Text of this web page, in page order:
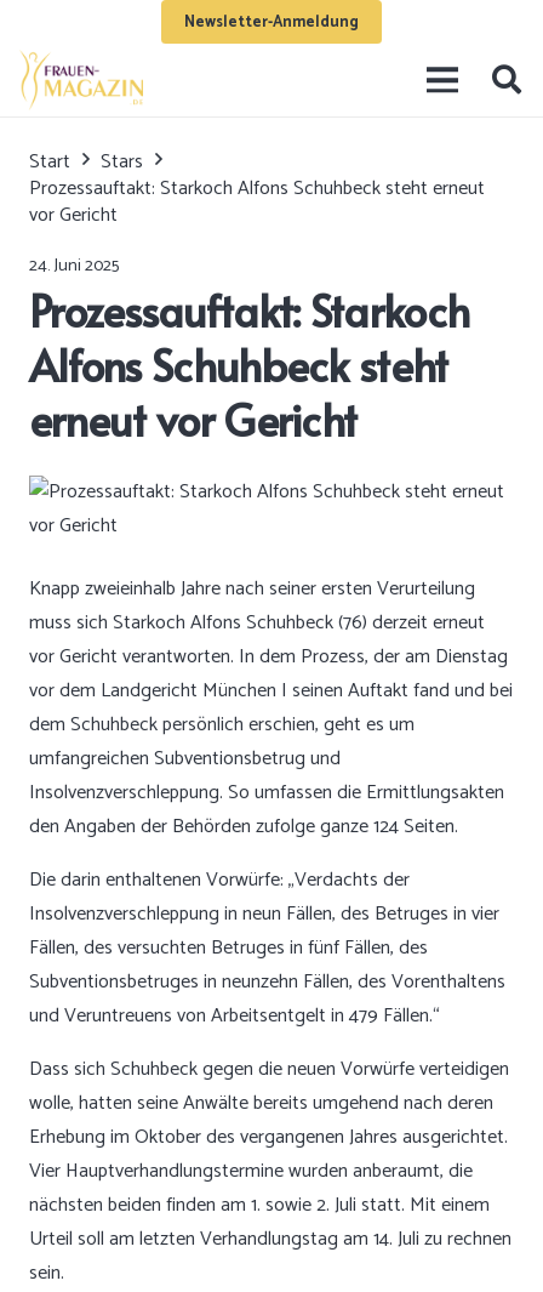
Newsletter-Anmeldung
Start
Stars
Prozessauftakt: Starkoch Alfons Schuhbeck steht erneut
vor Gericht
24. Juni 2025
Prozessauftakt: Starkoch
Alfons Schuhbeck steht
erneut vor Gericht
Knapp zweieinhalb Jahre nach seiner ersten Verurteilung
muss sich Starkoch Alfons Schuhbeck (76) derzeit erneut
vor Gericht verantworten. In dem Prozess, der am Dienstag
vor dem Landgericht München I seinen Auftakt fand und bei
dem Schuhbeck persönlich erschien, geht es um
umfangreichen Subventionsbetrug und
Insolvenzverschleppung. So umfassen die Ermittlungsakten
den Angaben der Behörden zufolge ganze 124 Seiten.
Die darin enthaltenen Vorwürfe: „Verdachts der
Insolvenzverschleppung in neun Fällen, des Betruges in vier
Fällen, des versuchten Betruges in fünf Fällen, des
Subventionsbetruges in neunzehn Fällen, des Vorenthaltens
und Veruntreuens von Arbeitsentgelt in 479 Fällen.“
Dass sich Schuhbeck gegen die neuen Vorwürfe verteidigen
wolle, hatten seine Anwälte bereits umgehend nach deren
Erhebung im Oktober des vergangenen Jahres ausgerichtet.
Vier Hauptverhandlungstermine wurden anberaumt, die
nächsten beiden finden am 1. sowie 2. Juli statt. Mit einem
Urteil soll am letzten Verhandlungstag am 14. Juli zu rechnen
sein.